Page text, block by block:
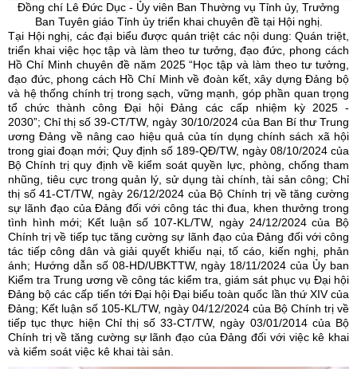
Đồng chí Lê Đức Dục - Ủy viên Ban Thường vụ Tỉnh ủy, Trưởng
Ban Tuyên giáo Tỉnh ủytriển khai chuyên đề tại Hội nghị.
Tại Hội nghị, các đại biểu được quán triệt các nội dung: Quán triệt,
triển khai việc học tập và làm theo tư tưởng, đạo đức, phong cách
Hồ Chí Minh chuyên đề năm 2025 “Học tập và làm theo tư tưởng,
đạo đức, phong cách Hồ Chí Minh về đoàn kết, xây dựng Đảng bộ
và hệ thống chính trị trong sạch, vững mạnh, góp phần quan trọng
tổ chức thành công Đại hội Đảng các cấp nhiệm kỳ 2025 -
2030”; Chỉ thị số 39-CT/TW, ngày 30/10/2024 của Ban Bí thư Trung
ương Đảng về nâng cao hiệu quả của tín dụng chính sách xã hội
trong giai đoạn mới; Quy định số 189-QĐ/TW, ngày 08/10/2024 của
Bộ Chính trị quy định về kiểm soát quyền lực, phòng, chống tham
nhũng, tiêu cực trong quản lý, sử dụng tài chính, tài sản công; Chỉ
thị số 41-CT/TW, ngày 26/12/2024 của Bộ Chính trị về tăng cường
sự lãnh đạo của Đảng đối với công tác thi đua, khen thưởng trong
tình hình mới; Kết luận số 107-KL/TW, ngày 24/12/2024 của Bộ
Chính trị về tiếp tục tăng cường sự lãnh đạo của Đảng đối với công
tác tiếp công dân và giải quyết khiếu nại, tố cáo, kiến nghị, phản
ánh; Hướng dẫn số 08-HD/UBKTTW, ngày 18/11/2024 của Ủy ban
Kiểm tra Trung ương về công tác kiểm tra, giám sát phục vụ Đại hội
Đảng bộ các cấp tiến tới Đại hội Đại biểu toàn quốc lần thứ XIV của
Đảng; Kết luận số 105-KL/TW, ngày 04/12/2024 của Bộ Chính trị về
tiếp tục thực hiện Chỉ thị số 33-CT/TW, ngày 03/01/2014 của Bộ
Chính trị về tăng cường sự lãnh đạo của Đảng đối với việc kê khai
và kiểm soát việc kê khai tài sản.